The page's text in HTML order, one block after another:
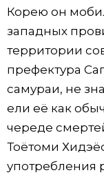
Корею он
западных
территории
префектура
самураи, не
ели её как
череде
Тоётоми
употребления